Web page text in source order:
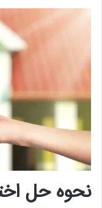
نحوه حل